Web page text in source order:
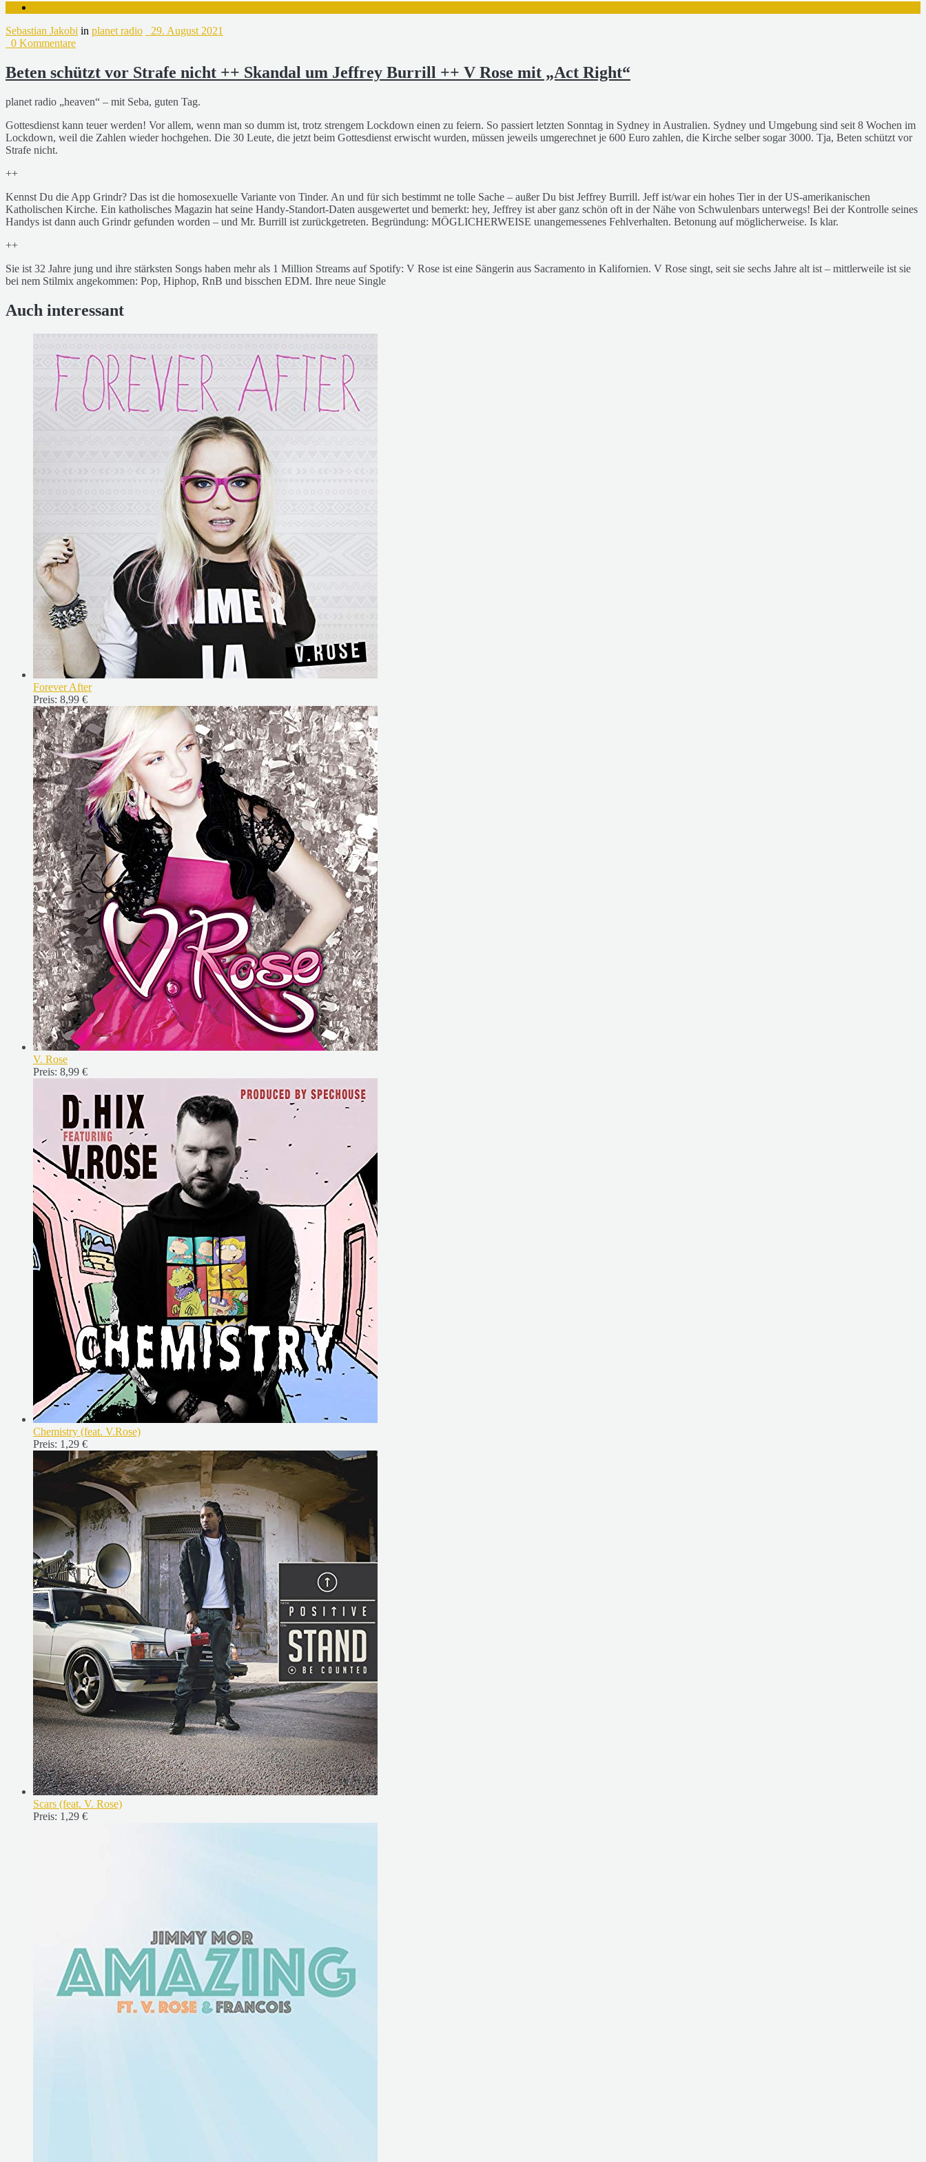
Sebastian Jakobi in planet radio
29. August 2021
0 Kommentare
Beten schützt vor Strafe nicht ++ Skandal um Jeffrey Burrill ++ V Rose mit „Act Right“
planet radio „heaven“ – mit Seba, guten Tag.
Gottesdienst kann teuer werden! Vor allem, wenn man so dumm ist, trotz strengem Lockdown einen zu feiern. So passiert letzten Sonntag in Sydney in Australien. Sydney und Umgebung sind seit 8 Wochen im
Lockdown, weil die Zahlen wieder hochgehen. Die 30 Leute, die jetzt beim Gottesdienst erwischt wurden, müssen jeweils umgerechnet je 600 Euro zahlen, die Kirche selber sogar 3000. Tja, Beten schützt vor
Strafe nicht.
++
Kennst Du die App Grindr? Das ist die homosexuelle Variante von Tinder. An und für sich bestimmt ne tolle Sache – außer Du bist Jeffrey Burrill. Jeff ist/war ein hohes Tier in der US-amerikanischen
Katholischen Kirche. Ein katholisches Magazin hat seine Handy-Standort-Daten ausgewertet und bemerkt: hey, Jeffrey ist aber ganz schön oft in der Nähe von Schwulenbars unterwegs! Bei der Kontrolle seines
Handys ist dann auch Grindr gefunden worden – und Mr. Burrill ist zurückgetreten. Begründung: MÖGLICHERWEISE unangemessenes Fehlverhalten. Betonung auf möglicherweise. Is klar.
++
Sie ist 32 Jahre jung und ihre stärksten Songs haben mehr als 1 Million Streams auf Spotify: V Rose ist eine Sängerin aus Sacramento in Kalifornien. V Rose singt, seit sie sechs Jahre alt ist – mittlerweile ist sie
bei nem Stilmix angekommen: Pop, Hiphop, RnB und bisschen EDM. Ihre neue Single
Auch interessant
Forever After
Preis: 8,99 €
V. Rose
Preis: 8,99 €
Chemistry (feat. V.Rose)
Preis: 1,29 €
Scars (feat. V. Rose)
Preis: 1,29 €